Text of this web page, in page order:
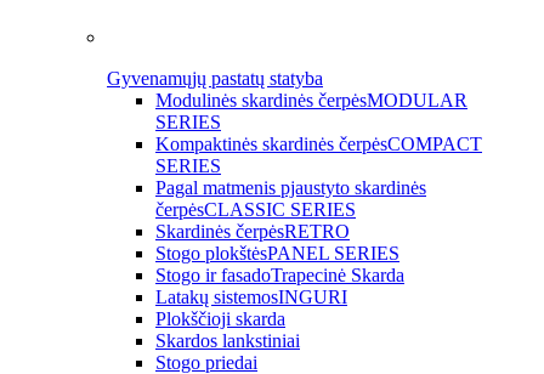
Gyvenamųjų pastatų statyba
Modulinės skardinės čerpėsMODULAR
SERIES
Kompaktinės skardinės čerpėsCOMPACT
SERIES
Pagal matmenis pjaustyto skardinės
čerpėsCLASSIC SERIES
Skardinės čerpėsRETRO
Stogo plokštėsPANEL SERIES
Stogo ir fasadoTrapecinė Skarda
Latakų sistemosINGURI
Plokščioji skarda
Skardos lankstiniai
Stogo priedai